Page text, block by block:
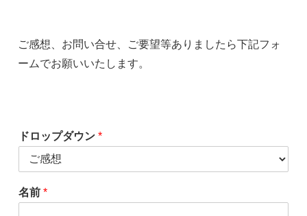
ご感想、お問い合せ、ご要望等ありましたら下記フォ
ームでお願いいたします。
ドロップダウン *
名前 *